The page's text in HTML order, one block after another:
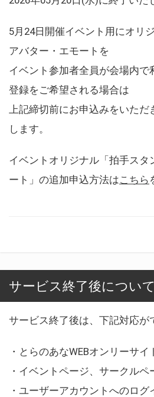
5月24日開催イベント用にオリ
アバター・エモートを
イベント参加者全員が会場内で
登録をご希望される場合は
上記締切前にお申込みをいた
します。
イベントオリジナル「拍手スタ
ート」の追加申込方法はこちら
サービス終了後について
サービス終了後は、下記対応が
・とらのあなWEBオンリーサイ
・イベントページ、サークルペ
・ユーザーアカウントへのログ